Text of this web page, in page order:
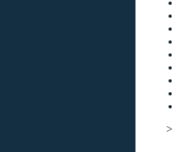
>